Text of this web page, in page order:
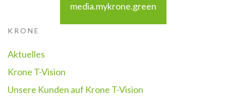
media.mykrone.green
KRONE
Aktuelles
Krone T-Vision
Unsere Kunden auf Krone T-Vision